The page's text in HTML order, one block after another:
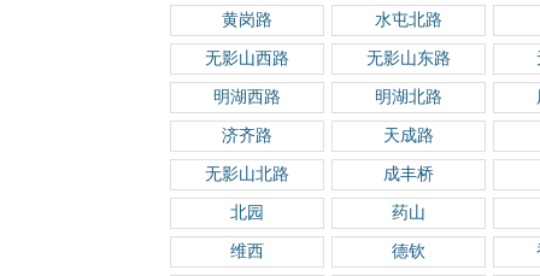
黄岗路 水屯北路
无影山西路 无影山东路
明湖西路 明湖北路
济齐路 天成路
无影山北路 成丰桥
北园 药山
维西 德钦